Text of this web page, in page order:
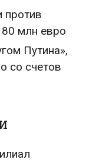
против
млн евро
Путина»,
со счетов